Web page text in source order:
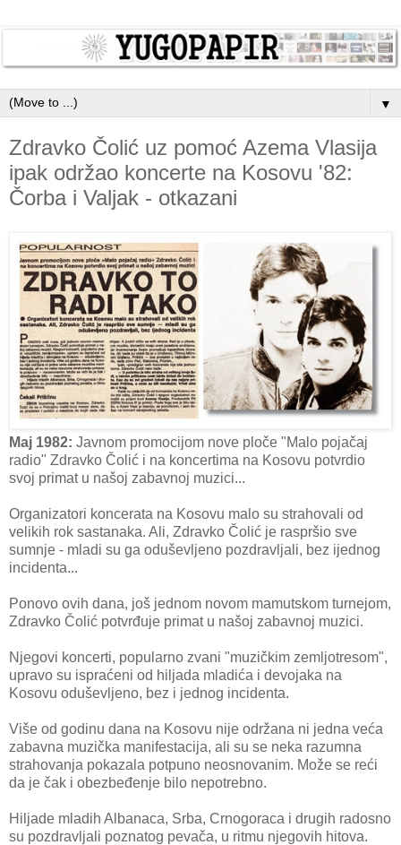
▼
Zdravko Čolić uz pomoć Azema Vlasija
ipak održao koncerte na Kosovu '82:
Čorba i Valjak - otkazani
Maj 1982: Javnom promocijom nove ploče "Malo pojačaj
radio" Zdravko Čolić i na koncertima na Kosovu potvrdio
svoj primat u našoj zabavnoj muzici...
Organizatori koncerata na Kosovu malo su strahovali od
velikih rok sastanaka. Ali, Zdravko Čolić je raspršio sve
sumnje - mladi su ga oduševljeno pozdravljali, bez ijednog
incidenta...
Ponovo ovih dana, još jednom novom mamutskom turnejom,
Zdravko Čolić potvrđuje primat u našoj zabavnoj muzici.
Njegovi koncerti, popularno zvani "muzičkim zemljotresom",
upravo su ispraćeni od hiljada mladića i devojaka na
Kosovu oduševljeno, bez i jednog incidenta.
Više od godinu dana na Kosovu nije održana ni jedna veća
zabavna muzička manifestacija, ali su se neka razumna
strahovanja pokazala potpuno neosnovanim. Može se reći
da je čak i obezbeđenje bilo nepotrebno.
Hiljade mladih Albanaca, Srba, Crnogoraca i drugih radosno
su pozdravljali poznatog pevača, u ritmu njegovih hitova.